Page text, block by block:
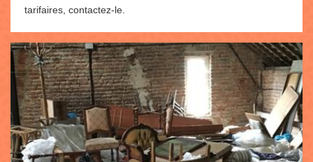
tarifaires, contactez-le.